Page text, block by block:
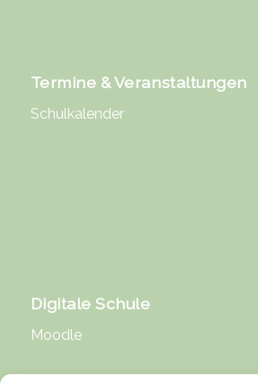
Termine & Veranstaltungen
Schulkalender
Digitale Schule
Moodle